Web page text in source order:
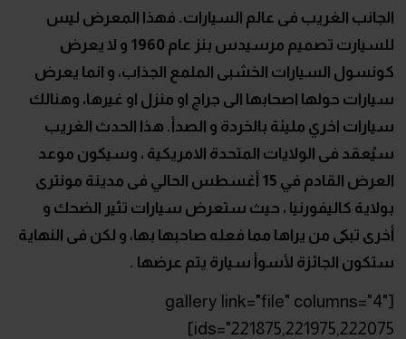
الجانب الغريب فى عالم السيارات. فهذا المعرض ليس
للسيارت تصميم مرسيدس بنز عام 1960 و لا يعرض
كونسول السيارات الخشبى الملمع الجذاب، و انما يعرض
سيارات حولها اصحابها الى جراج او منزل او غيرها، وهنالك
سيارات اخري مليئة بالخردة و الصدأ. هذا الحدث الغريب
سيُعقد فى الولايات المتحدة الامريكية ، وسيكون موعد
العرض القادم في 15 أغسطس الحالي فى مدينة مونترى
بولاية كاليفورنيا ، حيث ستعرض سيارات تثير الضحك و
أخرى تبكى من يراها مما فعله صاحبها بها، و لكن فى النهاية
ستكون الجائزة لأسوأ سيارة يتم عرضها .
[gallery link="file" columns="4"
ids="221875,221975,222075]